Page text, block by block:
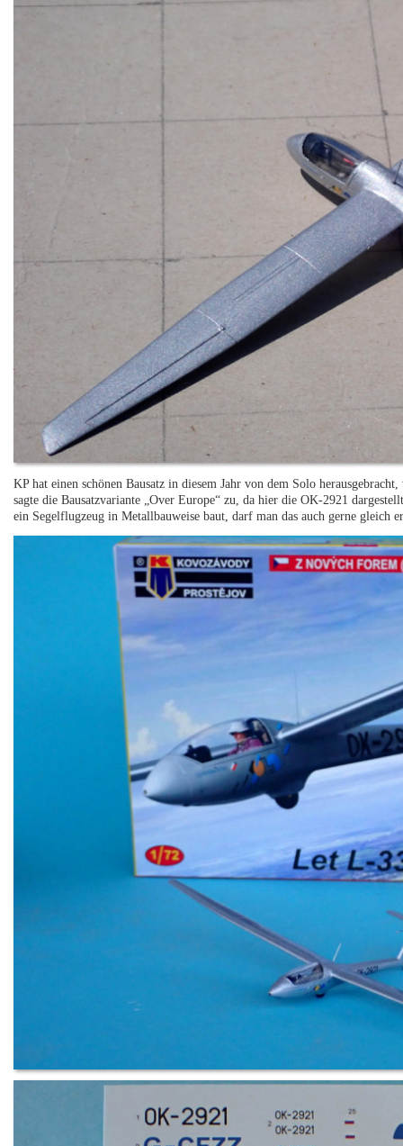
KP hat einen schönen Bausatz in diesem Jahr von dem Solo
sagte die Bausatzvariante „Over Europe“ zu, da hier die OK-2921
ein Segelflugzeug in Metallbauweise baut, darf man das auch gerne gleich